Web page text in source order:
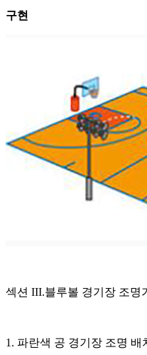
구현
섹션 III.블루볼 경기장 조명
1. 파란색 공 경기장 조명 배